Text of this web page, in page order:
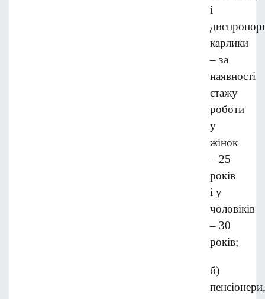
і
карлики
– за
наявності
стажу
роботи
у
жінок
– 25
років
і у
чоловіків
– 30
років;
б)
пенсіонери,